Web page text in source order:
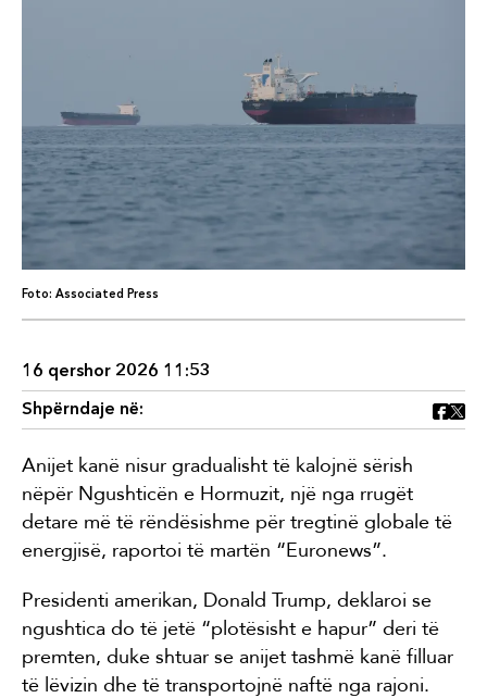
Foto: Associated Press
16 qershor 2026 11:53
Shpërndaje në:
Anijet kanë nisur gradualisht të kalojnë sërish
nëpër Ngushticën e Hormuzit, një nga rrugët
detare më të rëndësishme për tregtinë globale të
energjisë, raportoi të martën “Euronews”.
Presidenti amerikan, Donald Trump, deklaroi se
ngushtica do të jetë “plotësisht e hapur” deri të
premten, duke shtuar se anijet tashmë kanë filluar
të lëvizin dhe të transportojnë naftë nga rajoni.